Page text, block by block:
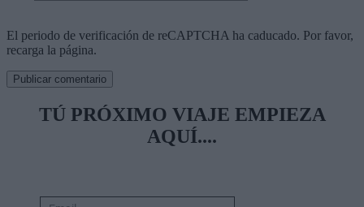
El periodo de verificación de reCAPTCHA ha caducado. Por favor,
recarga la página.
TÚ PRÓXIMO VIAJE EMPIEZA
AQUÍ....